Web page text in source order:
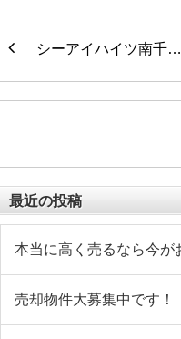
シーアイハイツ南千…
最近の投稿
本当に高く売るなら今が
売却物件大募集中です！